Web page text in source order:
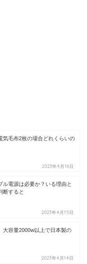
気毛布2枚の場合どれくらいの
2023年4月16日
ル電源は必要か？いる理由と
断すると
2023年4月15日
大容量2000w以上で日本製の
2023年4月14日